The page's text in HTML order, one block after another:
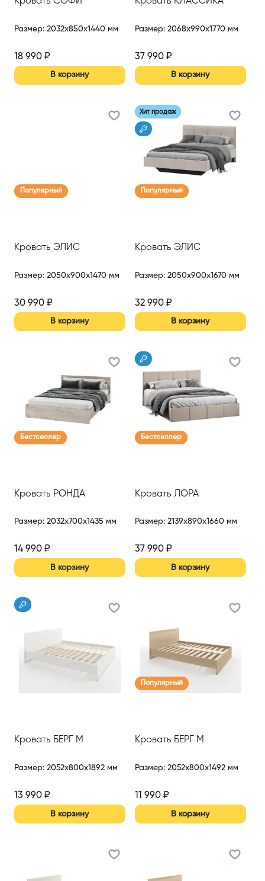
Размер: 2032x850x1440 мм
18 990 ₽
В корзину
Размер: 2068x990x1770 мм
37 990₽
В корзину
Популярный
Кровать ЭЛИС
Размер: 2050x900x1470 мм
30 990 ₽
В корзину
Хит продаж
Популярный
Кровать ЭЛИС
Размер: 2050x900x1670 мм
32 990₽
В корзину
Бестселлер
Кровать РОНДА
Размер: 2032x700x1435 мм
14 990 ₽
В корзину
Бестселлер
Кровать ЛОРА
Размер: 2139x890x1660 мм
37 990₽
В корзину
Кровать БЕРГ М
Размер: 2052x800x1892 мм
13 990 ₽
В корзину
Популярный
Кровать БЕРГ М
Размер: 2052x800x1492 мм
11 990₽
В корзину